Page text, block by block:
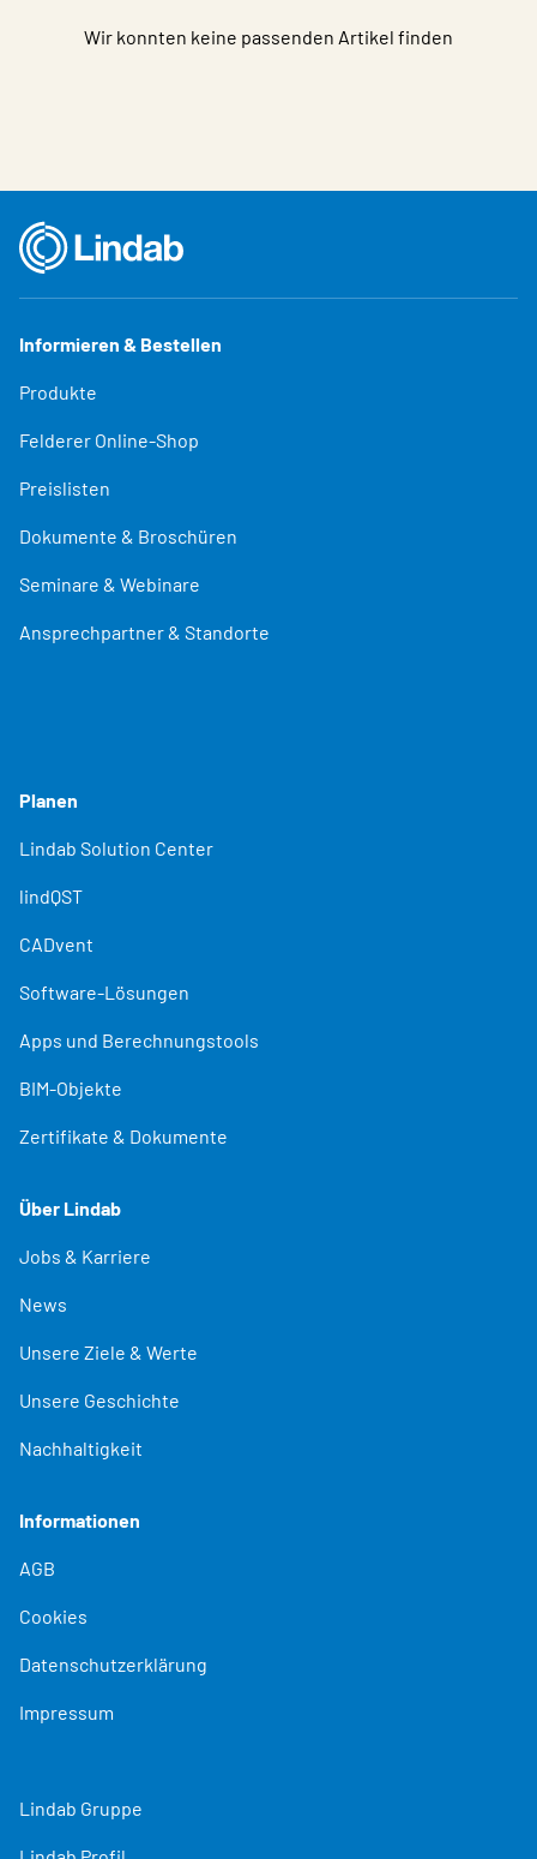
Wir konnten keine passenden Artikel finden
Informieren & Bestellen
Produkte
Felderer Online-Shop
Preislisten
Dokumente & Broschüren
Seminare & Webinare
Ansprechpartner & Standorte
Planen
Lindab Solution Center
lindQST
CADvent
Software-Lösungen
Apps und Berechnungstools
BIM-Objekte
Zertifikate & Dokumente
Über Lindab
Jobs & Karriere
News
Unsere Ziele & Werte
Unsere Geschichte
Nachhaltigkeit
Informationen
AGB
Cookies
Datenschutzerklärung
Impressum
Lindab Gruppe